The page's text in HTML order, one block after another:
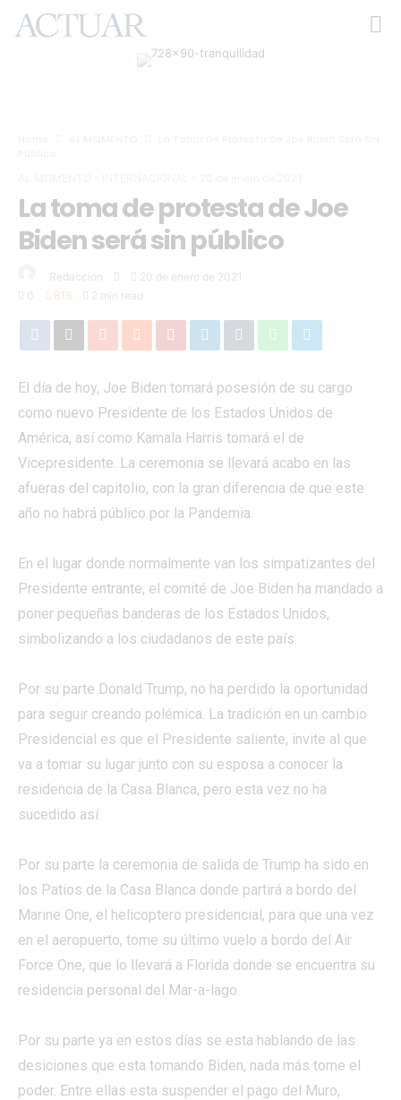
La toma de protesta de Joe
Biden será sin público
Redacción
20 de enero de 2021
0
818 2 min read
El día de hoy, Joe Biden tomará posesión de su cargo
como nuevo Presidente de los Estados Unidos de
América, así como Kamala Harris tomará el de
Vicepresidente. La ceremonia se llevará acabo en las
afueras del capitolio, con la gran diferencia de que este
año no habrá público por la Pandemia.
En el lugar donde normalmente van los simpatizantes del
Presidente entrante, el comité de Joe Biden ha mandado a
poner pequeñas banderas de los Estados Unidos,
simbolizando a los ciudadanos de este país.
Por su parte Donald Trump, no ha perdido la oportunidad
para seguir creando polémica. La tradición en un cambio
Presidencial es que el Presidente saliente, invite al que
va a tomar su lugar junto con su esposa a conocer la
residencia de la Casa Blanca, pero esta vez no ha
sucedido así.
Por su parte la ceremonia de salida de Trump ha sido en
los Patios de la Casa Blanca donde partirá a bordo del
Marine One, el helicoptero presidencial, para que una vez
en el aeropuerto, tome su último vuelo a bordo del Air
Force One, que lo llevará a Florida donde se encuentra su
residencia personal del Mar-a-lago.
Por su parte ya en estos días se esta hablando de las
desiciones que esta tomando Biden, nada más tome el
poder. Entre ellas esta suspender el pago del Muro,